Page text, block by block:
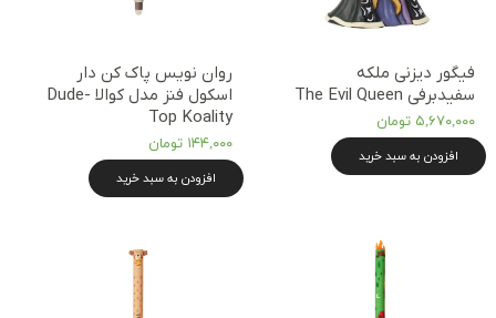
فیگور دیزنی ملکه
سفیدبرفی The Evil Queen
۵,۶۷۰,۰۰۰ تومان
افزودن به سبد خرید
روان نویس پاک کن دار
اسکول فنز مدل کوالا Dude-
Top Koality
۱۴۴,۰۰۰ تومان
افزودن به سبد خرید